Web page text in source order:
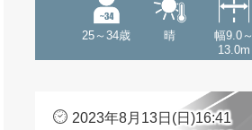
25～34歳 晴
幅9.0～
13.0m
2023年8月13日(日)16:41